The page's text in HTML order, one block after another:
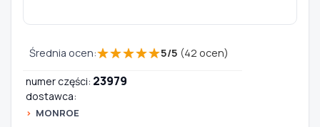
Średnia ocen:★★★★★5/5 (42 ocen)
numer części: 23979
dostawca:
MONROE